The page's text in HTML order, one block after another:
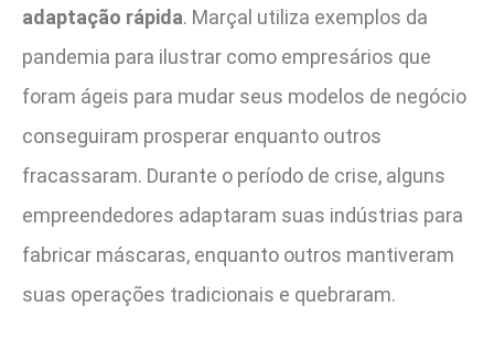
adaptação rápida. Marçal utiliza exemplos da
pandemia para ilustrar como empresários que
foram ágeis para mudar seus modelos de negócio
conseguiram prosperar enquanto outros
fracassaram. Durante o período de crise, alguns
empreendedores adaptaram suas indústrias para
fabricar máscaras, enquanto outros mantiveram
suas operações tradicionais e quebraram.